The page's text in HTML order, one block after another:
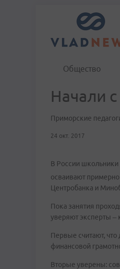
Общество
Начали с
Приморские
24 окт. 2017
В России школьники
осваивают
Центробанка и
Пока занятия
уверяют эксперты –
Первые считают,
финансовой
Вторые уверены: